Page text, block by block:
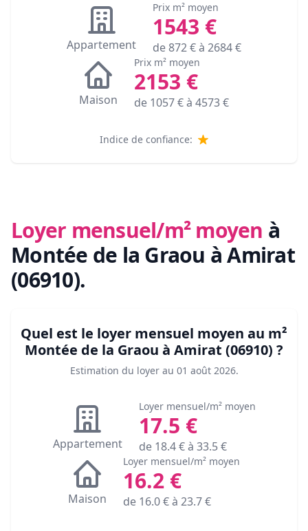
Appartement
Prix m² moyen
1543 €
de872€ à 2684€
Maison
Prix m² moyen
2153 €
de 1057€ à 4573€
Indice de confiance:
Loyer mensuel/m² moyen à
Montée de la Graou à Amirat
(06910).
Quel est le loyer mensuel moyen au m²
Montée de la Graou à Amirat (06910) ?
Estimation du loyer au 01 août 2026.
Appartement
Loyer mensuel/m² moyen
17.5 €
de 18.4€ à 33.5€
Maison
Loyer mensuel/m² moyen
16.2 €
de 16.0€ à 23.7€